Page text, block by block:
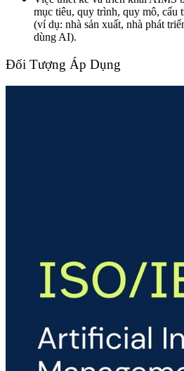
mục tiêu, quy trình, quy mô, cấu
(ví dụ: nhà sản xuất, nhà phát
dùng AI).
Đối Tượng Áp Dụng